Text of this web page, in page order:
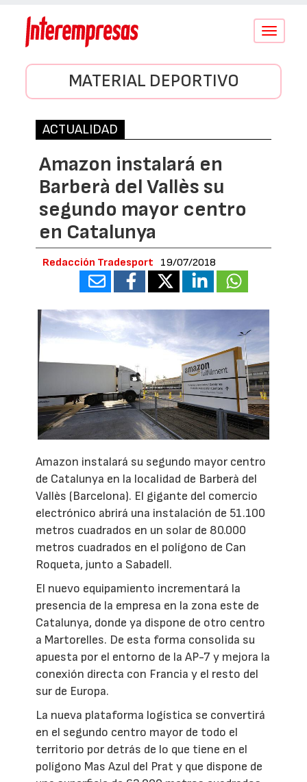
Conmutar
MATERIAL DEPORTIVO
ACTUALIDAD
Amazon instalará en
Barberà del Vallès su
segundo mayor centro
en Catalunya
Redacción Tradesport 19/07/2018
Amazon instalará su segundo mayor centro
de Catalunya en la localidad de Barberà del
Vallès (Barcelona). El gigante del comercio
electrónico abrirá una instalación de 51.100
metros cuadrados en un solar de 80.000
metros cuadrados en el polígono de Can
Roqueta, junto a Sabadell.
El nuevo equipamiento incrementará la
presencia de la empresa en la zona este de
Catalunya, donde ya dispone de otro centro
a Martorelles. De esta forma consolida su
apuesta por el entorno de la AP-7 y mejora la
conexión directa con Francia y el resto del
sur de Europa.
La nueva plataforma logística se convertirá
en el segundo centro mayor de todo el
territorio por detrás de lo que tiene en el
polígono Mas Azul del Prat y que dispone de